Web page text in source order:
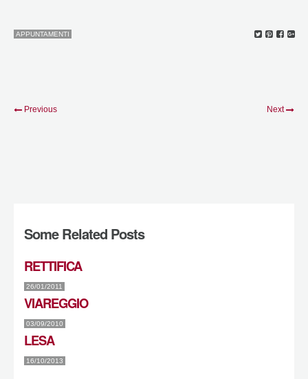
APPUNTAMENTI
Previous Next
Some Related Posts
RETTIFICA
26/01/2011
VIAREGGIO
03/09/2010
LESA
16/10/2013